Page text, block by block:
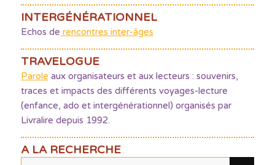
INTERGÉNÉRATIONNEL
Echos de rencontres inter-âges
TRAVELOGUE
Parole aux organisateurs et aux lecteurs : souvenirs,
traces et impacts des différents voyages-lecture
(enfance, ado et intergénérationnel) organisés par
Livralire depuis 1992.
A LA RECHERCHE